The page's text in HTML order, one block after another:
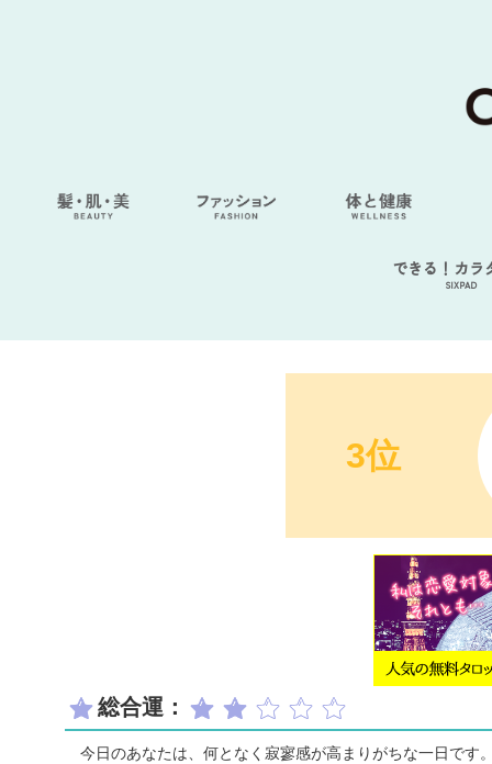
できる！カラ
SIXPAD
3位
総合運：
今日のあなたは、何となく寂寥感が高まりがちな一日です